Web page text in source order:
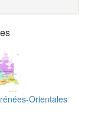
Orientales